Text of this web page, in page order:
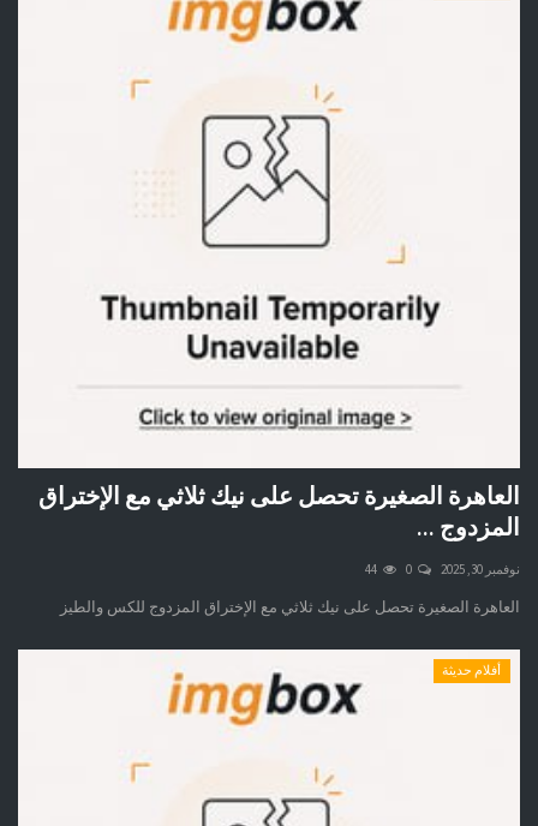
العاهرة الصغيرة تحصل على نيك ثلاثي مع الإختراق
المزدوج ...
نوفمبر 30, 2025 0
44
العاهرة الصغيرة تحصل على نيك ثلاثي مع الإختراق المزدوج للكس والطيز
أفلام حديثة